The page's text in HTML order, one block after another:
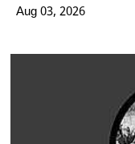
Aug 03, 2026